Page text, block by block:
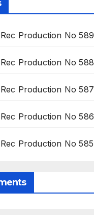
Production No 589
Production No 588
Production No 587
Production No 586
Production No 585